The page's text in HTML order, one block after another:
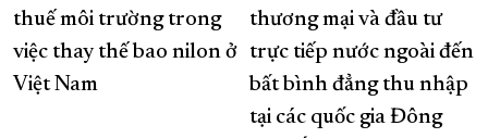
thuế môi trường trong
việc thay thế bao nilon ở
Việt Nam
thương mại và đầu tư
trực tiếp nước ngoài đến
bất bình đẳng thu nhập
tại các quốc gia Đông